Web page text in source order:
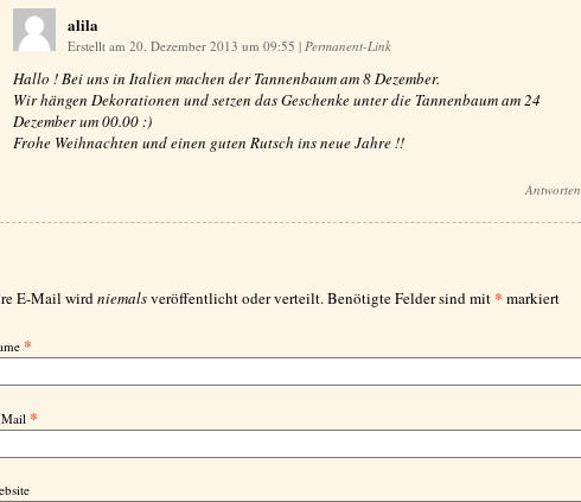
alila
Erstellt am 20. Dezember 2013 um 09:55 | Permanent-Link
Hallo ! Bei uns in Italien machen der Tannenbaum am 8 Dezember.
Wir hängen Dekorationen und setzen das Geschenke unter die Tannenbaum am 24
Dezember um 00.00 :)
Frohe Weihnachten und einen guten Rutsch ins neue Jahre !!
Antworten
E-Mail wirdniemalsveröffentlicht oder verteilt. Benötigte Felder sind mit* markiert
*
*